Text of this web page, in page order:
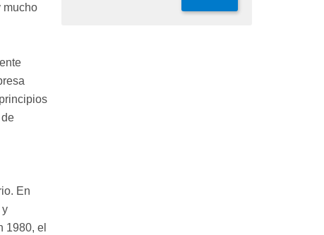
mucho
En
y
1980, el